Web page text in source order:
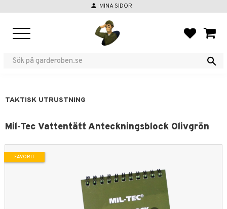
person MINA SIDOR
TAKTISK UTRUSTNING
Mil-Tec Vattentätt Anteckningsblock Olivgrön
FAVORIT